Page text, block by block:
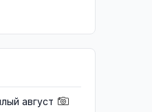
август